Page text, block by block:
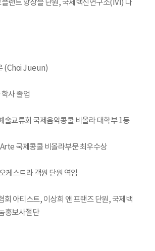
랜트 앙상블 단원, 국제백신연구소(IVI) 나
(Choi Jueun)
사 졸업
술교류회 국제음악콩쿨 비올라 대학부 1등
국제콩쿨 비올라부문 최우수상
케스트라 객원 단원 역임
회 아티스트, 이상희 앤 프랜즈 단원, 국제백
홍보사절단